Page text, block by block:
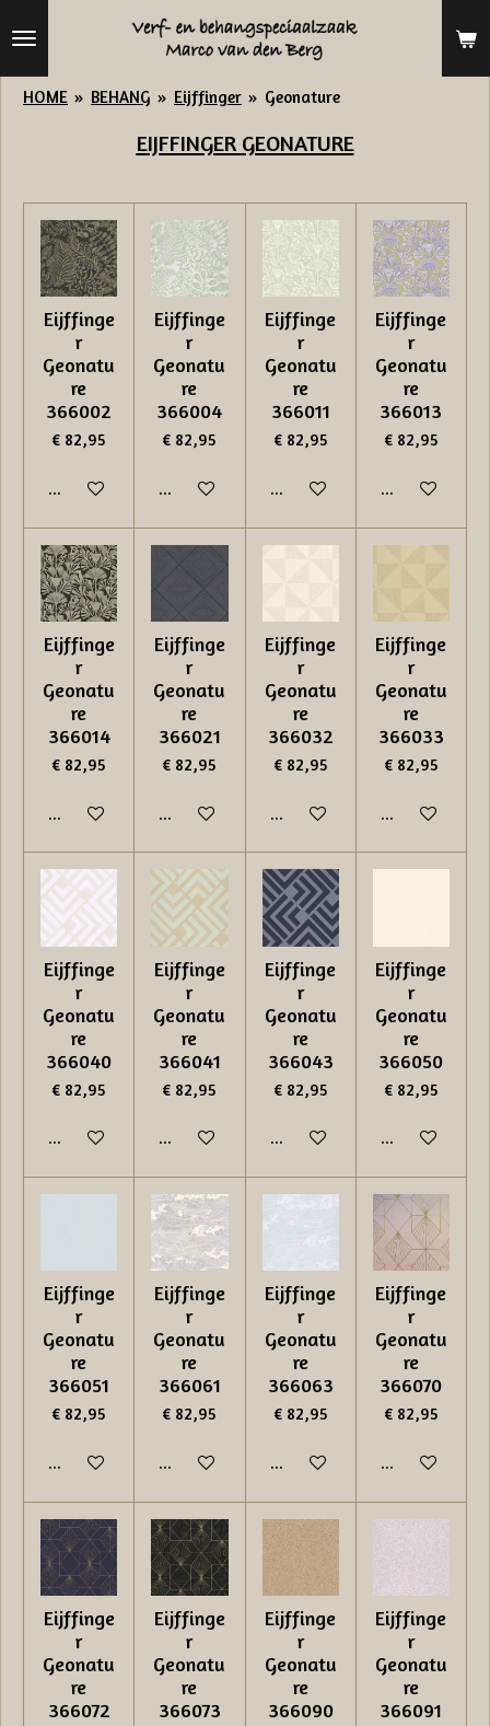
HOME » BEHANG » Eijffinger » Geonature
EIJFFINGER GEONATURE
Eijffinge
r
Geonatu
re
366002
€ 82,95
In winkelwagen
Eijffinge
r
Geonatu
re
366004
€ 82,95
In winkelwagen
Eijffinge
r
Geonatu
re
366011
€ 82,95
In winkelwagen
Eijffinge
r
Geonatu
re
366013
€ 82,95
In
Eijffinge
r
Geonatu
re
366014
€ 82,95
In winkelwagen
Eijffinge
r
Geonatu
re
366021
€ 82,95
In winkelwagen
Eijffinge
r
Geonatu
re
366032
€ 82,95
In winkelwagen
Eijffinge
r
Geonatu
re
366033
€ 82,95
In
Eijffinge
r
Geonatu
re
366040
€ 82,95
In winkelwagen
Eijffinge
r
Geonatu
re
366041
€ 82,95
In winkelwagen
Eijffinge
r
Geonatu
re
366043
€ 82,95
In winkelwagen
Eijffinge
r
Geonatu
re
366050
€ 82,95
In
Eijffinge
r
Geonatu
re
366051
€ 82,95
In winkelwagen
Eijffinge
r
Geonatu
re
366061
€ 82,95
In winkelwagen
Eijffinge
r
Geonatu
re
366063
€ 82,95
In winkelwagen
Eijffinge
r
Geonatu
re
366070
€ 82,95
In
Eijffinge
r
Geonatu
re
366072
Eijffinge
r
Geonatu
re
366073
Eijffinge
r
Geonatu
re
366090
Eijffinge
r
Geonatu
re
366091